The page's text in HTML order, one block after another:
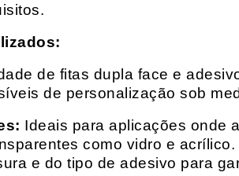
de fitas dupla face e
de personalização sob
Ideais para aplicações onde
como vidro e
e do tipo de adesivo para